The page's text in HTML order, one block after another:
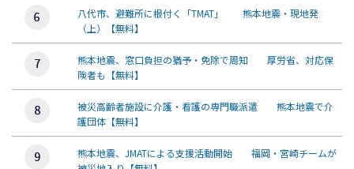
八代市、避難所に根付く「TMAT」 熊本地震・現地発
（上）【無料】
熊本地震、窓口負担の猶予・免除で周知 厚労省、対応保
険者も【無料】
被災高齢者施設に介護・看護の専門職派遣 熊本地震で介
護団体【無料】
熊本地震、JMATによる支援活動開始 福岡・宮崎チームが